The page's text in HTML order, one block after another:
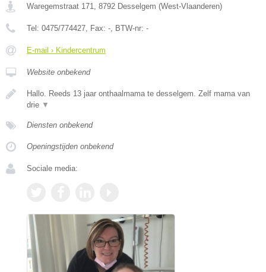
Waregemstraat 171, 8792 Desselgem (West-Vlaanderen)
Tel: 0475/774427, Fax: -, BTW-nr: -
E-mail › Kindercentrum
Website onbekend
Hallo. Reeds 13 jaar onthaalmama te desselgem. Zelf mama van
drie ▼
Diensten onbekend
Openingstijden onbekend
Sociale media: